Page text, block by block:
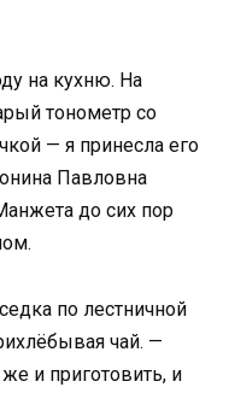
на кухню. На
тонометр со
— я принесла его
Павловна
до сих пор
по лестничной
чай. —
и приготовить, и